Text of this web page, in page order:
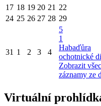
17 18 19 20 21 22
24 25 26 27 28 29
31 1 2 3 4
5
1
Habaďůra
ochotnické
Zobrazit
záznamy ze
Virtuální